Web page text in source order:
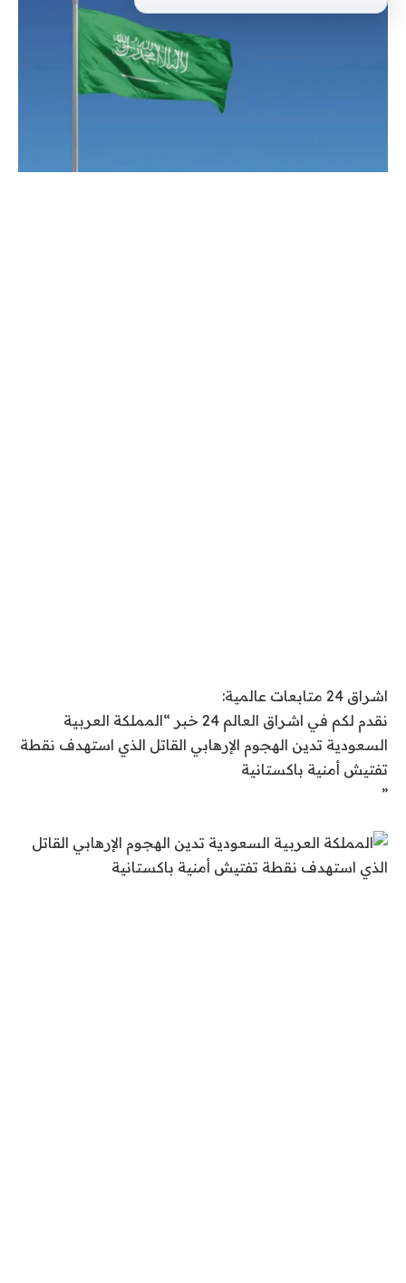
اشراق 24 متابعات عالمية:
نقدم لكم في اشراق العالم 24 خبر “المملكة العربية
السعودية تدين الهجوم الإرهابي القاتل الذي استهدف نقطة
تفتيش أمنية باكستانية
”